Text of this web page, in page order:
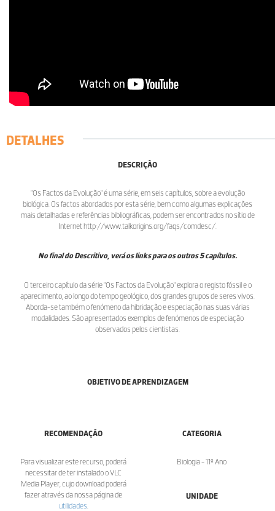
DETALHES
DESCRIÇÃO
"Os Factos da Evolução" é uma série, em seis capítulos, sobre a evolução
biológica. Os factos abordados por esta série, bem como algumas explicações
mais detalhadas e referências bibliográficas, podem ser encontrados no sítio de
Internet http://www.talkorigins.org/faqs/comdesc/.
No final do Descritivo, verá os links para os outros 5 capítulos.
O terceiro capítulo da série "Os Factos da Evolução" explora o registo fóssil e o
aparecimento, ao longo do tempo geológico, dos grandes grupos de seres vivos.
Aborda-se também o fenómeno da hibridação e especiação nas suas várias
modalidades. São apresentados exemplos de fenómenos de especiação
observados pelos cientistas.
OBJETIVO DE APRENDIZAGEM
RECOMENDAÇÃO
Para visualizar este recurso, poderá
necessitar de ter instalado o VLC
Media Player, cujo download poderá
fazer através da nossa página de
utilidades
CATEGORIA
Biologia - 11º Ano
UNIDADE